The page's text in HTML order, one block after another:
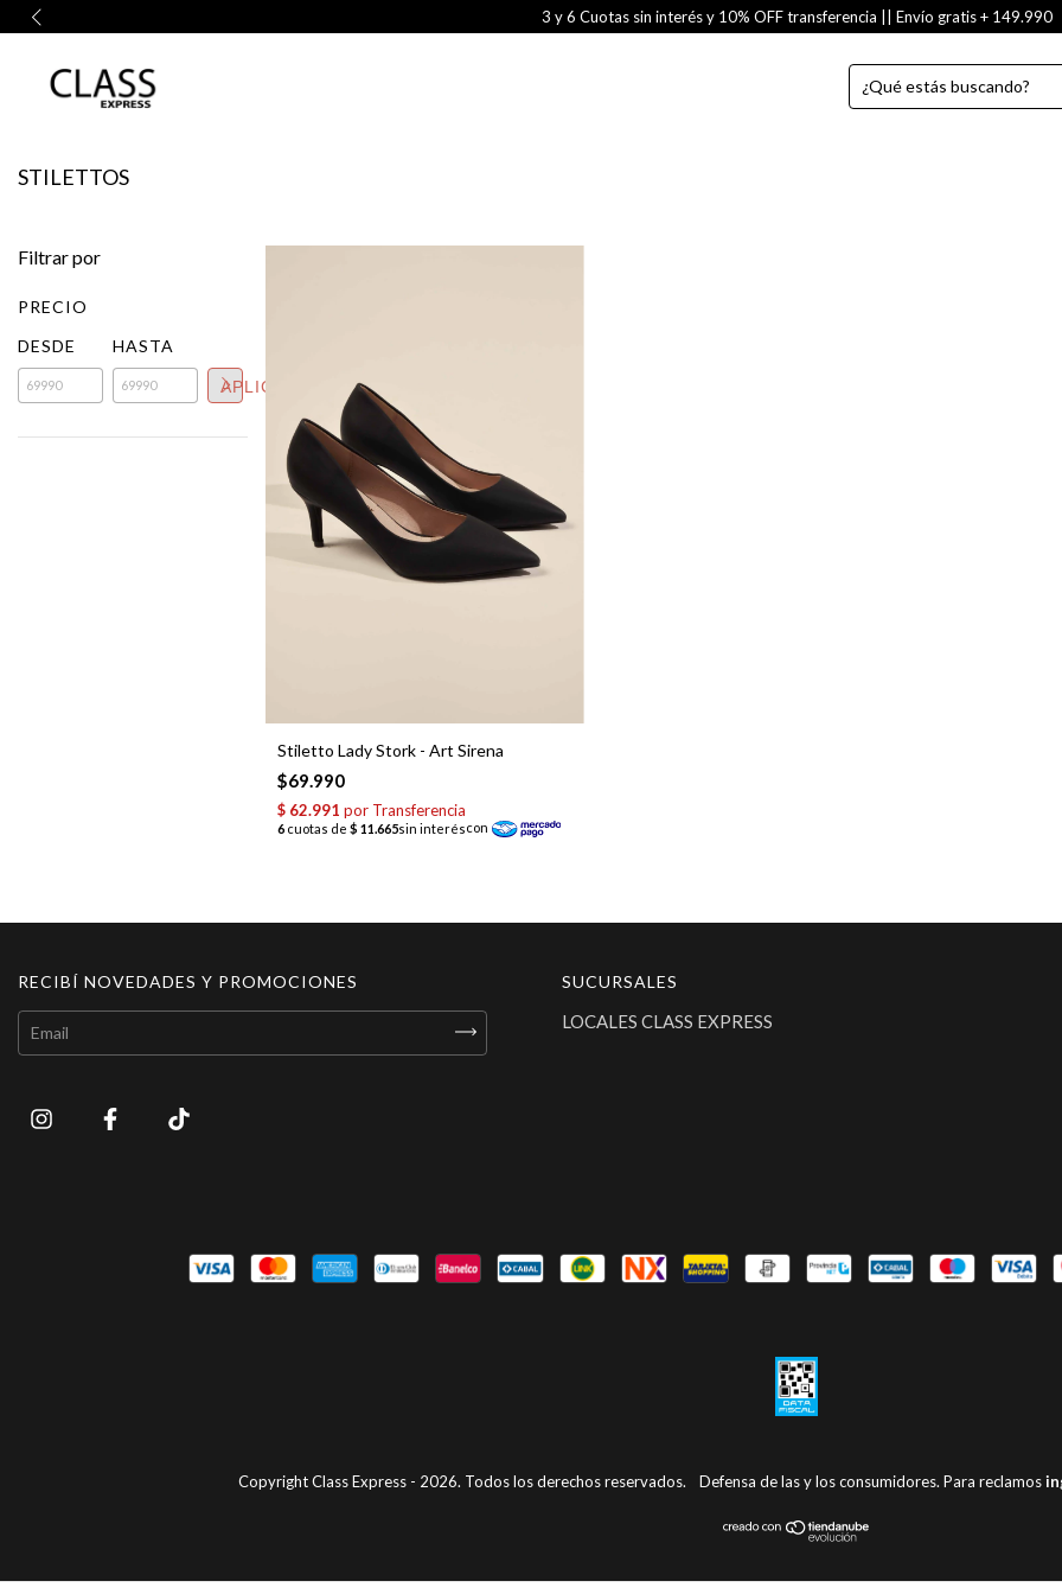
3 y 6 Cuotas sin interés y 10% OFF transferencia || Envío gratis + 149.990
STILETTOS
Filtrar por
PRECIO
DESDE
HASTA
APLICAR
Stiletto Lady Stork - Art Sirena
$69.990
RECIBÍ NOVEDADES Y PROMOCIONES SUCURSALES
LOCALES CLASS EXPRESS
Copyright Class Express - 2026. Todos los derechos reservados. Defensa de las y los consumidores. Para reclamos